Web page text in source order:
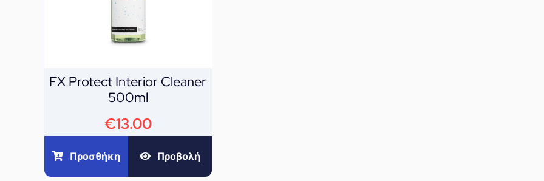
FX Protect Interior Cleaner
500ml
€13.00
Προσθήκη Προβολή